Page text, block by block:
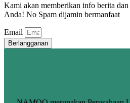
Kami akan memberikan info berita
Anda! No Spam dijamin bermanfaat
Email
Berlangganan